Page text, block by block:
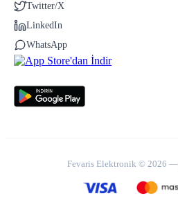
Twitter/X
LinkedIn
WhatsApp
Fevaris Elektronik © 2026 —